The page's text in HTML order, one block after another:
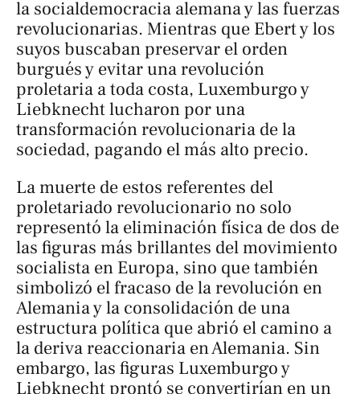
la socialdemocracia alemana y las fuerzas
revolucionarias. Mientras que Ebert y los
suyos buscaban preservar el orden
burgués y evitar una revolución
proletaria a toda costa, Luxemburgo y
Liebknecht lucharon por una
transformación revolucionaria de la
sociedad, pagando el más alto precio.
La muerte de estos referentes del
proletariado revolucionario no solo
representó la eliminación física de dos de
las figuras más brillantes del movimiento
socialista en Europa, sino que también
simbolizó el fracaso de la revolución en
Alemania y la consolidación de una
estructura política que abrió el camino a
la deriva reaccionaria en Alemania. Sin
embargo, las figuras Luxemburgo y
Liebknecht prontó se convertirían en un